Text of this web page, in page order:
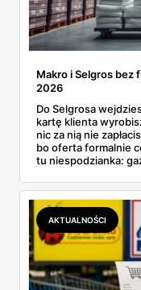
Makro i Selgros bez
2026
Do Selgrosa
kartę klienta
nic za nią nie
bo oferta formalnie
tu niespodzianka:
zawsze wygrywa —
Makro ponad dwa
promocji dyskontu.
AKTUALNOŚCI